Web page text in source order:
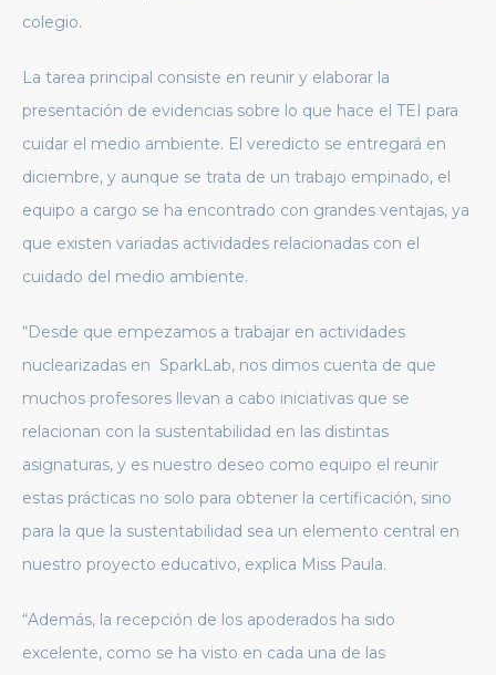
colegio.
La tarea principal consiste en reunir y elaborar la
presentación de evidencias sobre lo que hace el TEI para
cuidar el medio ambiente. El veredicto se entregará en
diciembre, y aunque se trata de un trabajo empinado, el
equipo a cargo se ha encontrado con grandes ventajas, ya
que existen variadas actividades relacionadas con el
cuidado del medio ambiente.
“Desde que empezamos a trabajar en actividades
nuclearizadas en SparkLab, nos dimos cuenta de que
muchos profesores llevan a cabo iniciativas que se
relacionan con la sustentabilidad en las distintas
asignaturas, y es nuestro deseo como equipo el reunir
estas prácticas no solo para obtener la certificación, sino
para la que la sustentabilidad sea un elemento central en
nuestro proyecto educativo, explica Miss Paula.
“Además, la recepción de los apoderados ha sido
excelente, como se ha visto en cada una de las